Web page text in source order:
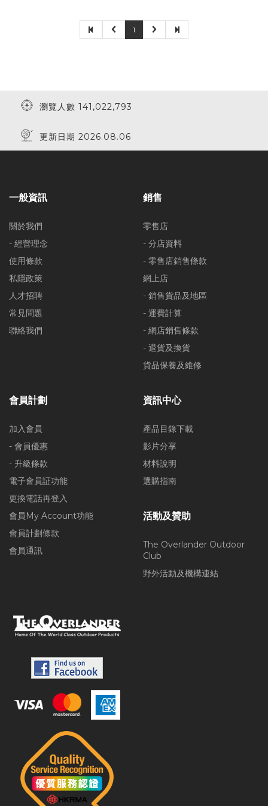
1
瀏覽人數 141,022,793
更新日期 2026.08.06
一般資訊
關於我們
- 經營理念
使用條款
私隱政策
人才招聘
常見問題
聯絡我們
銷售
零售店
- 分店資料
- 零售店銷售條款
網上店
- 銷售貨品及地區
- 運費計算
- 網店銷售條款
- 退貨及換貨
貨品保養及維修
會員計劃
加入會員
- 會員優惠
- 升級條款
電子會員証功能
更換電話再登入
會員My Account功能
會員計劃條款
會員通訊
資訊中心
產品目錄下載
影片分享
材料說明
選購指南
活動及贊助
The Overlander Outdoor
Club
野外活動及機構連結